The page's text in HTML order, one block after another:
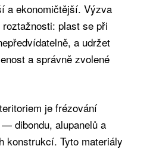
a ekonomičtější. Výzva
plast se při
a udržet
a správně zvolené
je frézování
dibondu, alupanelů a
konstrukcí. Tyto materiály